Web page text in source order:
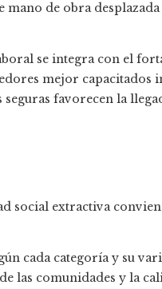
de obra
se integra con el
mejor capacitados
favorecen la
social extractiva
cada categoría y su
las comunidades y la